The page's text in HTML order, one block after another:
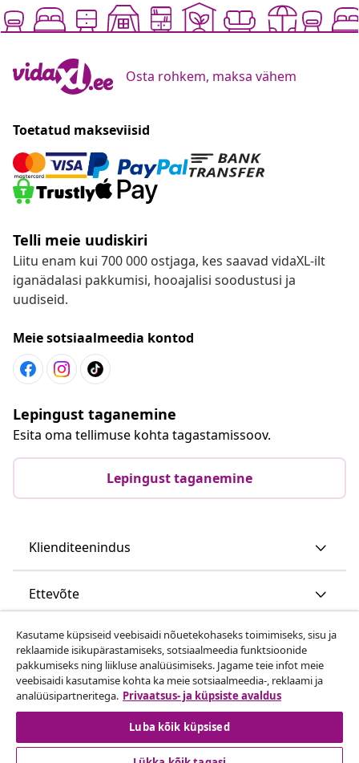
Osta rohkem, maksa vähem
Toetatud makseviisid
Telli meie uudiskiri
Liitu enam kui 700 000 ostjaga, kes saavad vidaXL-ilt
iganädalasi pakkumisi, hooajalisi soodustusi ja
uudiseid.
Meie sotsiaalmeedia kontod
Lepingust taganemine
Esita oma tellimuse kohta tagastamissoov.
Lepingust taganemine
Klienditeenindus
Ettevõte
vidaXL
Vaata rohkem
Kasutame küpsiseid veebisaidi nõuetekohaseks toimimiseks, sisu ja
reklaamide isikupärastamiseks, sotsiaalmeedia funktsioonide
pakkumiseks ning liikluse analüüsimiseks. Jagame teie infot meie
veebisaidi kasutamise kohta ka meie sotsiaalmeedia-, reklaami ja
analüüsipartneritega. Privaatsus- ja küpsiste avaldus
Luba kõik küpsised